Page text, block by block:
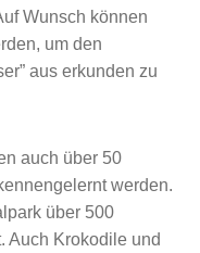
Wunsch können
um den
aus erkunden zu
auch über 50
werden.
über 500
Auch Krokodile und